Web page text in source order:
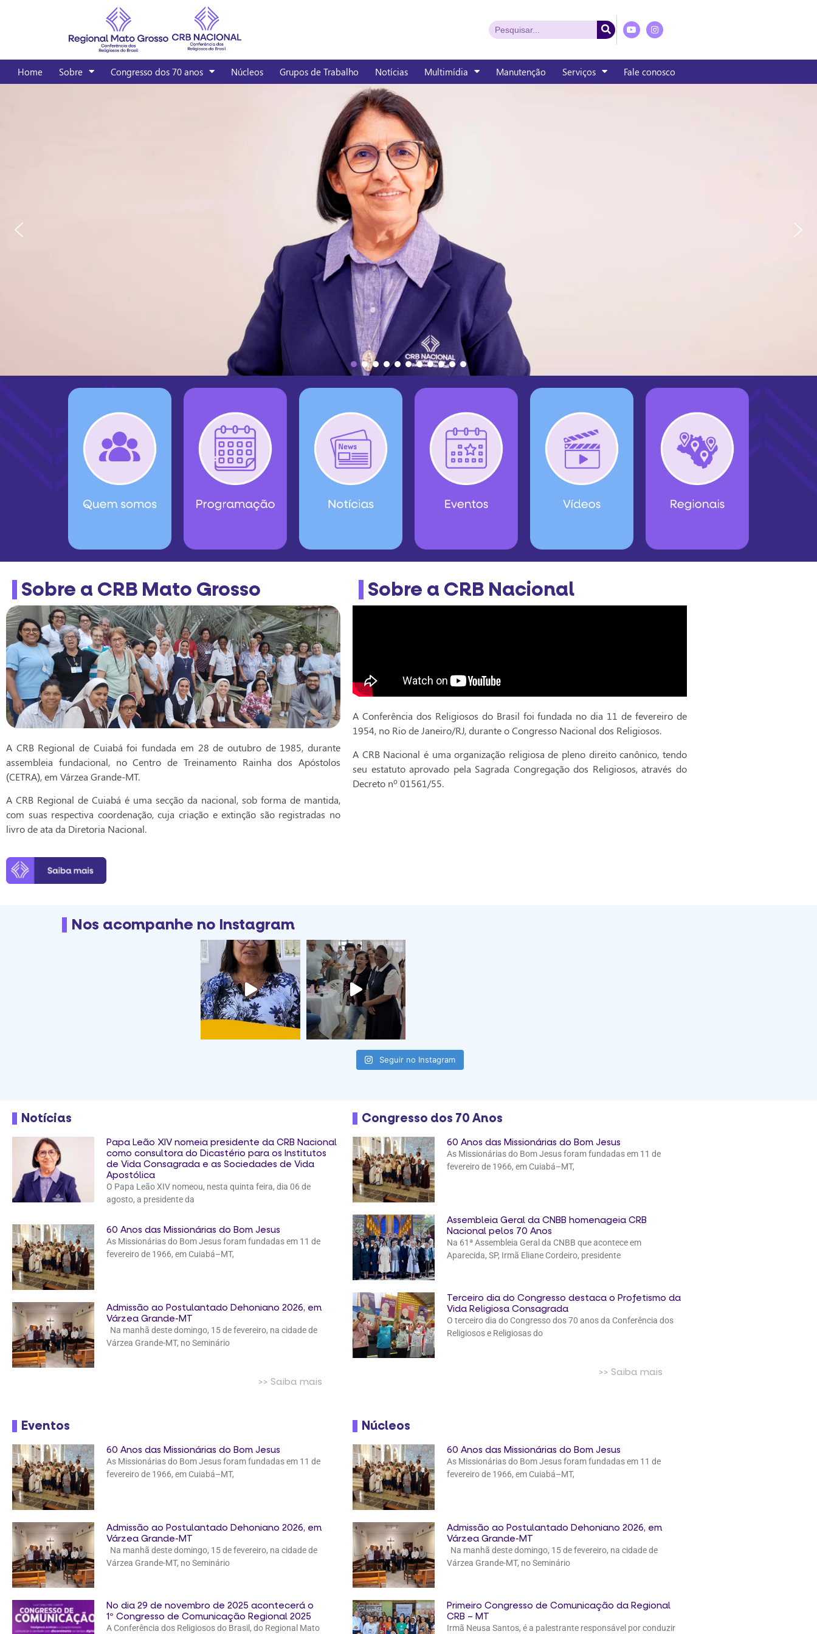
Home Sobre Congresso dos 70 anos Núcleos Grupos de Trabalho Notícias Multimídia Manutenção Serviços Fale conosco
Sobre a CRB Mato Grosso
A CRB Regional de Cuiabá foi fundada em 28 de outubro de 1985, durante
assembleia fundacional, no Centro de Treinamento Rainha dos Apóstolos
(CETRA), em Várzea Grande-MT.
A CRB Regional de Cuiabá é uma secção da nacional, sob forma de mantida,
com suas respectiva coordenação, cuja criação e extinção são registradas no
livro de ata da Diretoria Nacional.
Sobre a CRB Nacional
A Conferência dos Religiosos do Brasil foi fundada no dia 11 de fevereiro de
1954, no Rio de Janeiro/RJ, durante o Congresso Nacional dos Religiosos.
A CRB Nacional é uma organização religiosa de pleno direito canônico, tendo
seu estatuto aprovado pela Sagrada Congregação dos Religiosos, através do
Decreto nº 01561/55.
Nos acompanhe no Instagram
Seguir no Instagram
Notícias
Papa Leão XIV nomeia presidente da CRB Nacional
como consultora do Dicastério para os Institutos
de Vida Consagrada e as Sociedades de Vida
Apostólica
O Papa Leão XIV nomeou, nesta quinta feira, dia 06 de
agosto, a presidente da
60 Anos das Missionárias do Bom Jesus
As Missionárias do Bom Jesus foram fundadas em 11 de
fevereiro de 1966, em Cuiabá–MT,
Admissão ao Postulantado Dehoniano 2026, em
Várzea Grande-MT
Na manhã deste domingo, 15 de fevereiro, na cidade de
Várzea Grande-MT, no Seminário
>> Saiba mais
Congresso dos 70 Anos
60 Anos das Missionárias do Bom Jesus
As Missionárias do Bom Jesus foram fundadas em 11 de
fevereiro de 1966, em Cuiabá–MT,
Assembleia Geral da CNBB homenageia CRB
Nacional pelos 70 Anos
Na 61ª Assembleia Geral da CNBB que acontece em
Aparecida, SP, Irmã Eliane Cordeiro, presidente
Terceiro dia do Congresso destaca o Profetismo da
Vida Religiosa Consagrada
O terceiro dia do Congresso dos 70 anos da Conferência dos
Religiosos e Religiosas do
>> Saiba mais
Eventos
60 Anos das Missionárias do Bom Jesus
As Missionárias do Bom Jesus foram fundadas em 11 de
fevereiro de 1966, em Cuiabá–MT,
Admissão ao Postulantado Dehoniano 2026, em
Várzea Grande-MT
Na manhã deste domingo, 15 de fevereiro, na cidade de
Várzea Grande-MT, no Seminário
No dia 29 de novembro de 2025 acontecerá o
1º Congresso de Comunicação Regional 2025
A Conferência dos Religiosos do Brasil, do Regional Mato
Núcleos
60 Anos das Missionárias do Bom Jesus
As Missionárias do Bom Jesus foram fundadas em 11 de
fevereiro de 1966, em Cuiabá–MT,
Admissão ao Postulantado Dehoniano 2026, em
Várzea Grande-MT
Na manhã deste domingo, 15 de fevereiro, na cidade de
Várzea Grande-MT, no Seminário
Primeiro Congresso de Comunicação da Regional
CRB – MT
Irmã Neusa Santos, é a palestrante responsável por conduzir